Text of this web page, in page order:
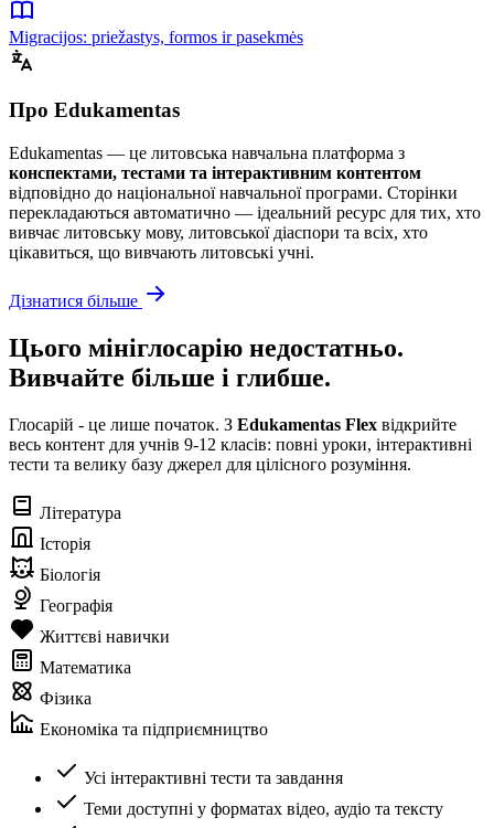
Migracijos: priežastys, formos ir pasekmės
Про Edukamentas
Edukamentas — це литовська навчальна платформа з
конспектами, тестами та інтерактивним контентом
відповідно до національної навчальної програми. Сторінки
перекладаються автоматично — ідеальний ресурс для тих, хто
вивчає литовську мову, литовської діаспори та всіх, хто
цікавиться, що вивчають литовські учні.
Дізнатися більше
Цього мініглосарію недостатньо.
Вивчайте більше і глибше.
Глосарій - це лише початок. З Edukamentas Flex відкрийте
весь контент для учнів 9-12 класів: повні уроки, інтерактивні
тести та велику базу джерел для цілісного розуміння.
Література
Історія
Біологія
Географія
Життєві навички
Математика
Фізика
Економіка та підприємництво
Усі інтерактивні тести та завдання
Теми доступні у форматах відео, аудіо та тексту